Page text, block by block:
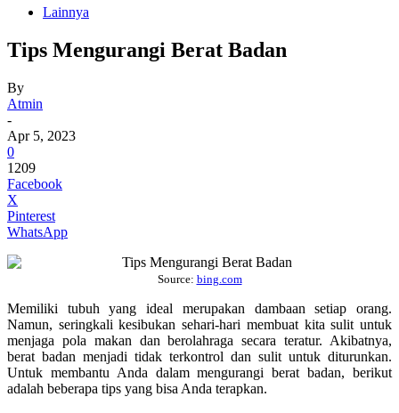
Lainnya
Tips Mengurangi Berat Badan
By
Atmin
-
Apr 5, 2023
0
1209
Facebook
X
Pinterest
WhatsApp
Source: bing.com
Memiliki tubuh yang ideal merupakan dambaan setiap orang.
Namun, seringkali kesibukan sehari-hari membuat kita sulit untuk
menjaga pola makan dan berolahraga secara teratur. Akibatnya,
berat badan menjadi tidak terkontrol dan sulit untuk diturunkan.
Untuk membantu Anda dalam mengurangi berat badan, berikut
adalah beberapa tips yang bisa Anda terapkan.